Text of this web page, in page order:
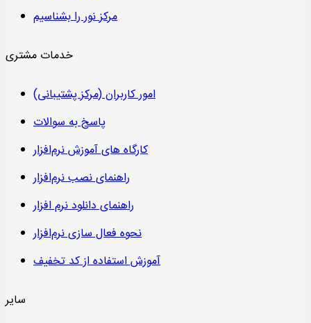
مرکز نور را بشناسیم
خدمات مشتری
امور کاربران (مرکز پشتیبانی)
پاسخ به سوالات
کارگاه های آموزش نرم‌افزار
راهنمای نصب نرم‌افزار
راهنمای دانلود نرم افزار
نحوه فعال سازی نرم‌افزار
آموزش استفاده از کد تخفیف
سایر